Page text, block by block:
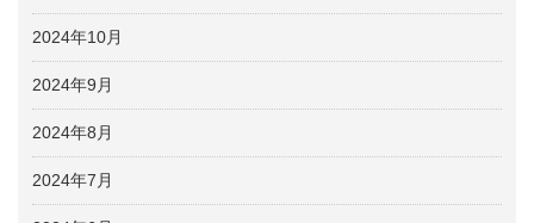
2024年10月
2024年9月
2024年8月
2024年7月